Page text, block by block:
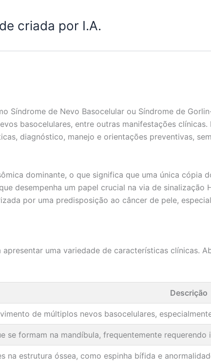
criada por I.A.
Síndrome de Nevo Basocelular ou Síndrome de
basocelulares, entre outras manifestações
diagnóstico, manejo e orientações preventivas,
dominante, o que significa que uma única cópia
desempenha um papel crucial na via de
por uma predisposição ao câncer de pele,
uma variedade de características clínicas.
Descrição
de múltiplos nevos basocelulares,
se formam na mandíbula, frequentemente requerendo
na estrutura óssea, como espinha bífida e